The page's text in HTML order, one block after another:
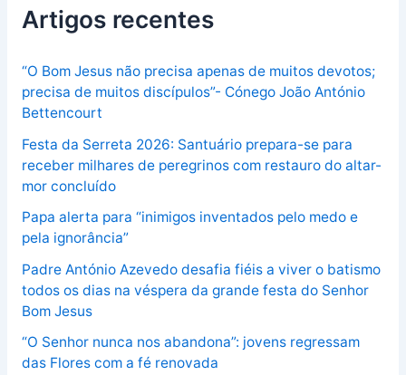
Artigos recentes
“O Bom Jesus não precisa apenas de muitos devotos;
precisa de muitos discípulos”- Cónego João António
Bettencourt
Festa da Serreta 2026: Santuário prepara-se para
receber milhares de peregrinos com restauro do altar-
mor concluído
Papa alerta para “inimigos inventados pelo medo e
pela ignorância”
Padre António Azevedo desafia fiéis a viver o batismo
todos os dias na véspera da grande festa do Senhor
Bom Jesus
“O Senhor nunca nos abandona”: jovens regressam
das Flores com a fé renovada